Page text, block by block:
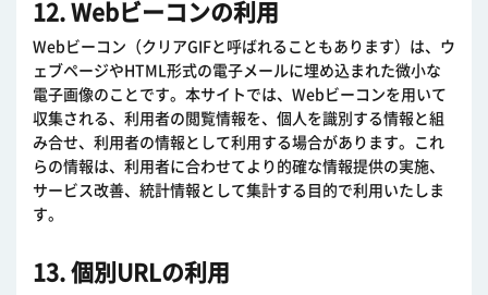
12. Webビーコンの利用
Webビーコン（クリアGIFと呼ばれることもあります）は、ウ
ェブページやHTML形式の電子メールに埋め込まれた微小な
電子画像のことです。本サイトでは、Webビーコンを用いて
収集される、利用者の閲覧情報を、個人を識別する情報と組
み合せ、利用者の情報として利用する場合があります。これ
らの情報は、利用者に合わせてより的確な情報提供の実施、
サービス改善、統計情報として集計する目的で利用いたしま
す。
13. 個別URLの利用